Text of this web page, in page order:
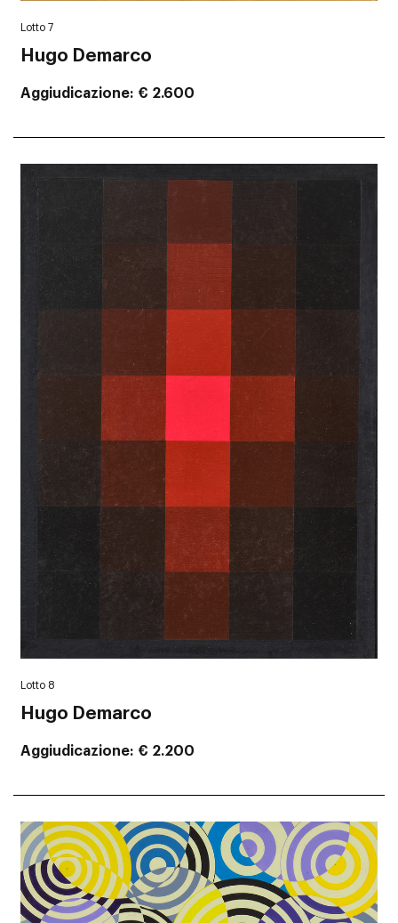
Lotto 7
Hugo Demarco
Aggiudicazione € 2.600
Lotto 8
Hugo Demarco
Aggiudicazione € 2.200